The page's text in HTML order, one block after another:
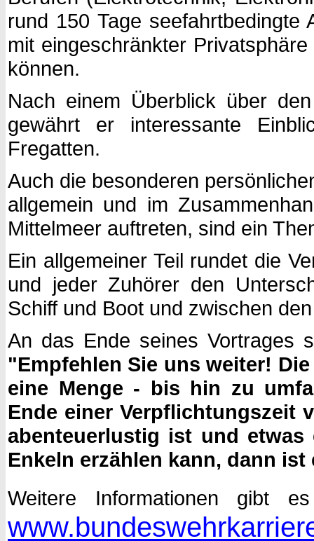
rund 150 Tage
mit eingeschränkter
können.
Nach einem Überblick über
gewährt er interessante
Fregatten.
Auch die besonderen
allgemein und im
Mittelmeer auftreten, sind ein
Ein allgemeiner Teil rundet die
und jeder Zuhörer den
Schiff und Boot und zwischen
An das Ende seines Vortrages
"Empfehlen Sie uns weiter!
eine Menge - bis hin zu
Ende einer Verpflichtungszeit
abenteuerlustig ist und
Enkeln erzählen kann, dann
Weitere Informationen gibt